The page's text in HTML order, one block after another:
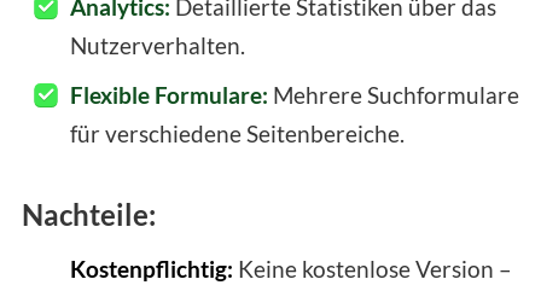
Analytics: Detaillierte Statistiken über das
Nutzerverhalten.
Flexible Formulare: Mehrere Suchformulare
für verschiedene Seitenbereiche.
Nachteile:
Kostenpflichtig: Keine kostenlose Version –